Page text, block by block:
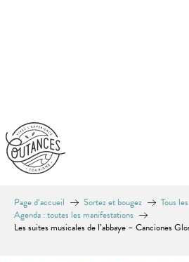
Page d’accueil Sortez et bougez
Tous
Agenda : toutes les manifestations
Les suites musicales de l’abbaye – Canciones